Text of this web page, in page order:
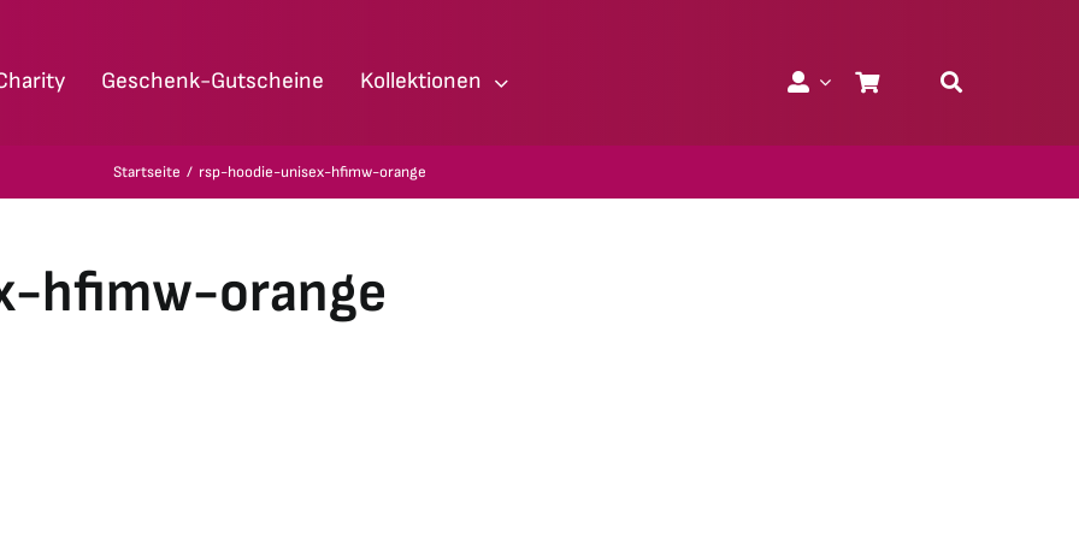
Geschenk-Gutscheine Kollektionen
Startseite rsp-hoodie-unisex-hfimw-orange
hfimw-orange